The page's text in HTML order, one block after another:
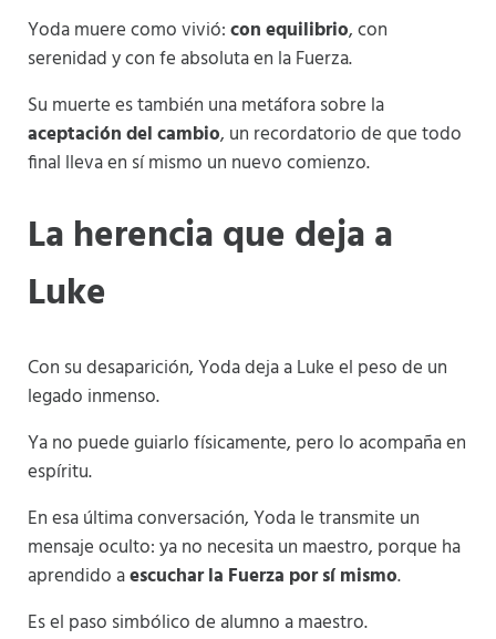
Yoda muere como vivió:con equilibrio, con
serenidad y con fe absoluta en la Fuerza.
Su muerte es también una metáfora sobre la
aceptación del cambio, un recordatorio de que todo
final lleva en sí mismo un nuevo comienzo.
La herencia que deja a
Luke
Con su desaparición, Yoda deja a Luke el peso de un
legado inmenso.
Ya no puede guiarlo físicamente, pero lo acompaña en
espíritu.
En esa última conversación, Yoda le transmite un
mensaje oculto: ya no necesita un maestro, porque ha
aprendido aescuchar la Fuerza por sí mismo.
Es el paso simbólico de alumno a maestro.